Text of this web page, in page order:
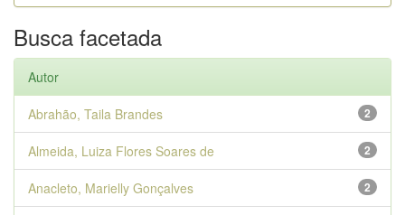
Busca facetada
Autor
2
Abrahão, Taila Brandes
2
Almeida, Luiza Flores Soares de
2
Anacleto, Marielly Gonçalves